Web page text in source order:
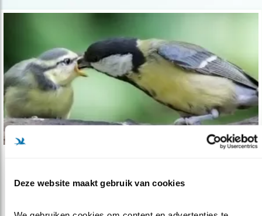
Deze website maakt gebruik van cookies
Koolmees voert pimpelmeesjes, hoe zit da..